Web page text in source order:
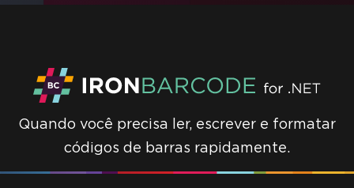
Quando você precisa ler, escrever e formatar
códigos de barras rapidamente.